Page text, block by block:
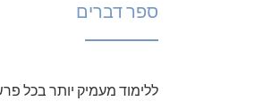
ספר דברים
ללימוד מעמיק יותר בכל